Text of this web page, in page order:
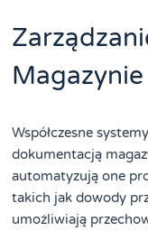
Magazynie
Współczesne
dokumentacją
automatyzują one
takich jak dowody
umożliwiają